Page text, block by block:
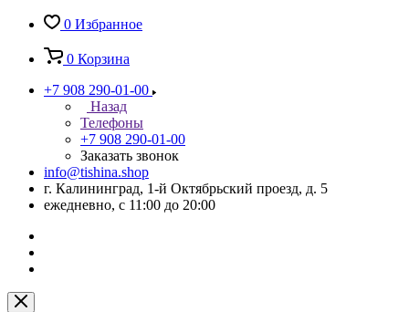
0 Избранное
0 Корзина
+7 908 290-01-00
Назад
Телефоны
+7 908 290-01-00
Заказать звонок
info@tishina.shop
г. Калининград, 1-й Октябрьский проезд, д. 5
ежедневно, с 11:00 до 20:00